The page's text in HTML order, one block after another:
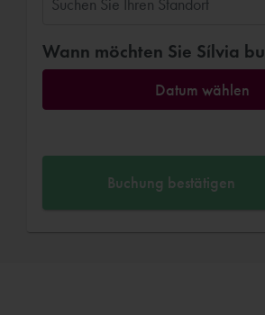
Wann möchten Sie Sílvia
Datum wählen
Buchung bestätigen